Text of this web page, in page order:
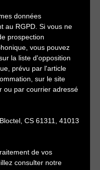
données
au RGPD. Si vous ne
prospection
vous pouvez
la liste d'opposition
prévu par l'article
sur le site
ou par courrier adressé
CS 61311, 41013
de vos
consulter notre